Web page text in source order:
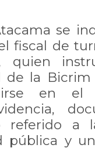
se
fiscal de
quien
de la
en el
referido a
pública y